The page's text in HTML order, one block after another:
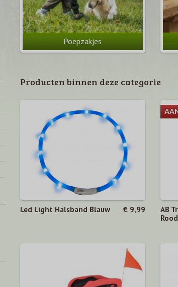
Poepzakjes
Producten binnen deze categorie
Led Light Halsband Blauw € 9,99
AB